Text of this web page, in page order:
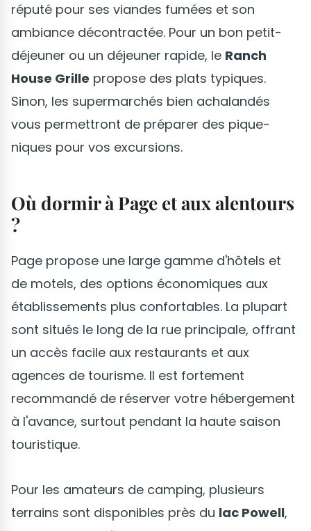
réputé pour ses viandes fumées et son
ambiance décontractée. Pour un bon petit-
déjeuner ou un déjeuner rapide, le Ranch
House Grille propose des plats typiques.
Sinon, les supermarchés bien achalandés
vous permettront de préparer des pique-
niques pour vos excursions.
Où dormir à Page et aux alentours
?
Page propose une large gamme d'hôtels et
de motels, des options économiques aux
établissements plus confortables. La plupart
sont situés le long de la rue principale, offrant
un accès facile aux restaurants et aux
agences de tourisme. Il est fortement
recommandé de réserver votre hébergement
à l'avance, surtout pendant la haute saison
touristique.
Pour les amateurs de camping, plusieurs
terrains sont disponibles près du lac Powell,